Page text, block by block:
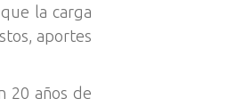
la carga
aportes
20 años de